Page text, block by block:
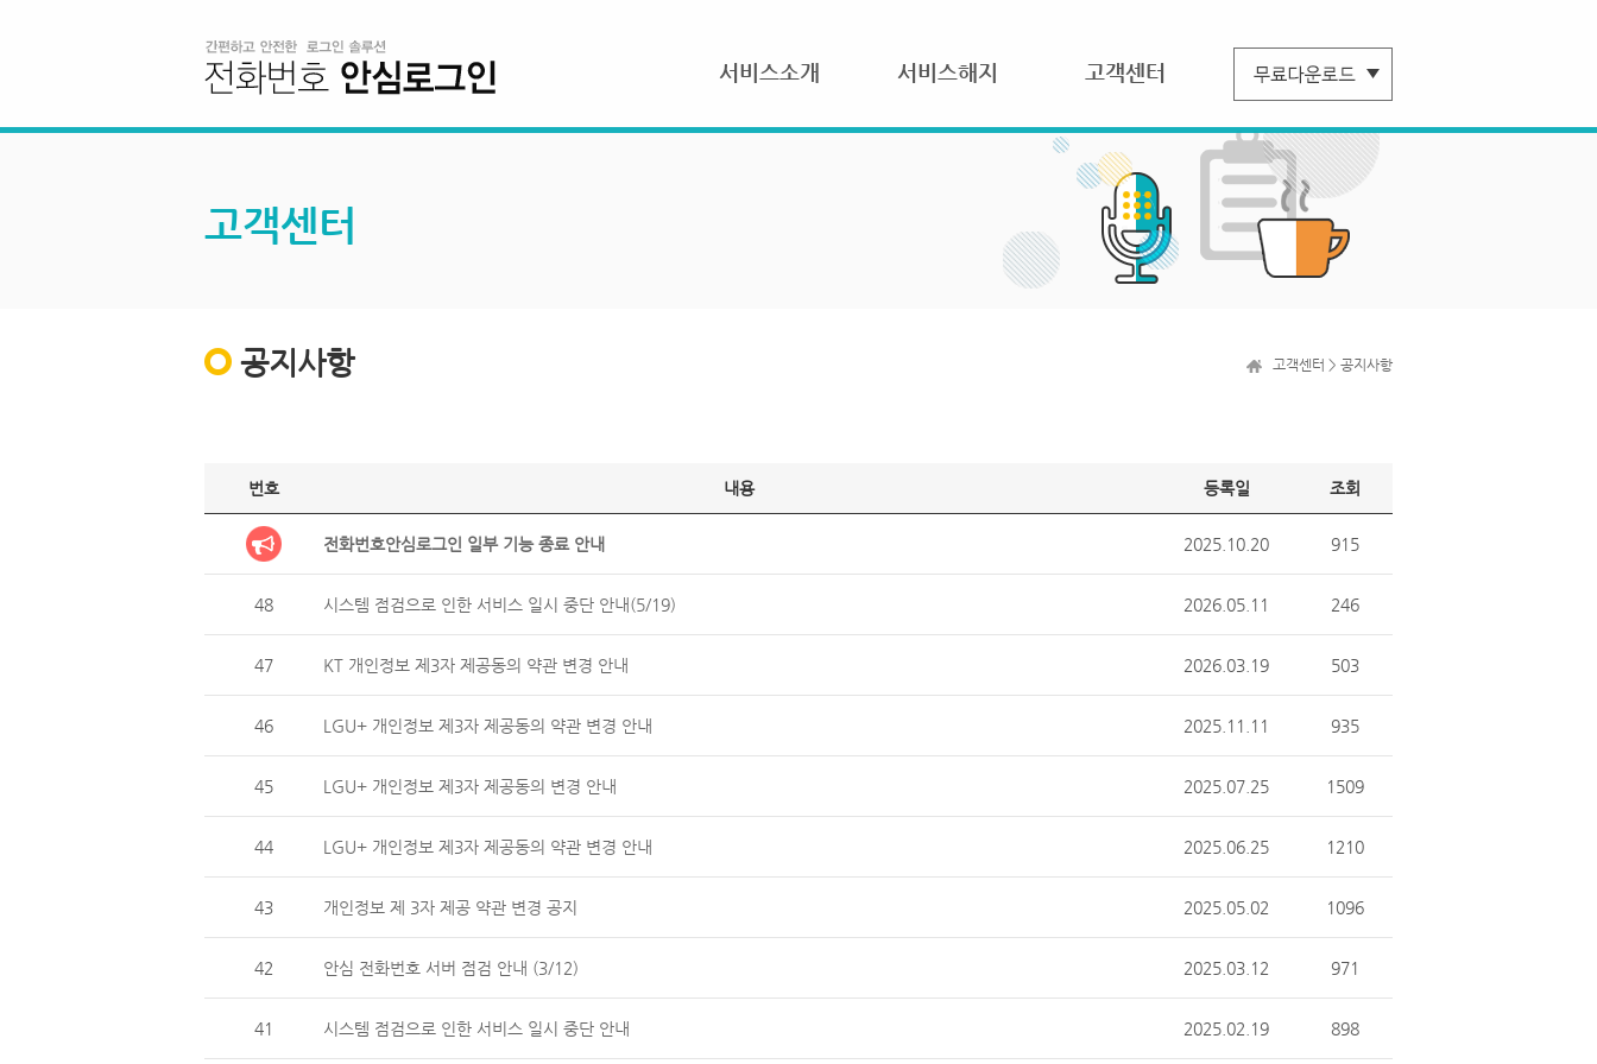
서비스소개 서비스해지 고객센터
고객센터
공지사항 고객센터 > 공지사항
번호 내용 등록일 조회
전화번호안심로그인 일부 기능 종료 안내 2025.10.20 915
48 시스템 점검으로 인한 서비스 일시 중단 안내(5/19) 2026.05.11 246
47 KT 개인정보 제3자 제공동의 약관 변경 안내 2026.03.19 503
46 LGU+ 개인정보 제3자 제공동의 약관 변경 안내 2025.11.11 935
45 LGU+ 개인정보 제3자 제공동의 변경 안내 2025.07.25 1509
44 LGU+ 개인정보 제3자 제공동의 약관 변경 안내 2025.06.25 1210
43 개인정보 제 3자 제공 약관 변경 공지 2025.05.02 1096
42 안심 전화번호 서버 점검 안내 (3/12) 2025.03.12 971
41 시스템 점검으로 인한 서비스 일시 중단 안내 2025.02.19 898